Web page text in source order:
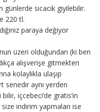
günlerde sıcacık giyilebilir.
220 tl.
paraya değiyor
üzeri olduğundan (ki ben
alışverişe gitmekten
kolaylıkla ulaşıp
senedir aynı yerden
içcebeci’de gratis’in
indirim yapmaları ise